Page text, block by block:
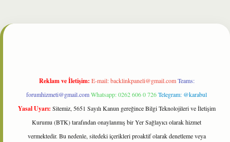
Reklam ve İletişim: E-mail:backlinkpaneli@gmail.com Teams:
forumhizmeti@gmail.comWhatsapp: 0262 606 0 726Telegram: @karabul
Yasal Uyarı: Sitemiz, 5651 Sayılı Kanun gereğince Bilgi Teknolojileri ve İletişim
Kurumu (BTK) tarafından onaylanmış bir Yer Sağlayıcı olarak hizmet
vermektedir. Bu nedenle, sitedeki içerikleri proaktif olarak denetleme veya